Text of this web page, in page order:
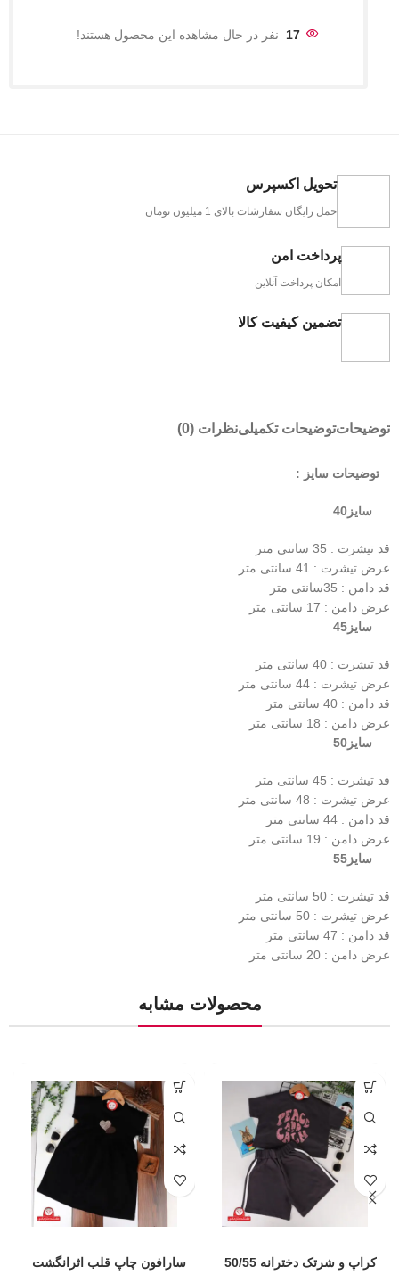
17 نفر در حال مشاهده این محصول هستند!
تحویل اکسپرس
حمل رایگان سفارشات بالای 1 میلیون تومان
پرداخت امن
امکان پرداخت آنلاین
تضمین کیفیت کالا
توضیحاتتوضیحات تکمیلینظرات (0)
توضیحات سایز :
سایز40
قد تیشرت : 35 سانتی متر
عرض تیشرت : 41 سانتی متر
قد دامن : 35سانتی متر
عرض دامن : 17 سانتی متر
سایز45
قد تیشرت : 40 سانتی متر
عرض تیشرت : 44 سانتی متر
قد دامن : 40 سانتی متر
عرض دامن : 18 سانتی متر
سایز50
قد تیشرت : 45 سانتی متر
عرض تیشرت : 48 سانتی متر
قد دامن : 44 سانتی متر
عرض دامن : 19 سانتی متر
سایز55
قد تیشرت : 50 سانتی متر
عرض تیشرت : 50 سانتی متر
قد دامن : 47 سانتی متر
عرض دامن : 20 سانتی متر
محصولات مشابه
کراپ و شرتک دخترانه 50/55 سارافون چاپ قلب اثرانگشت